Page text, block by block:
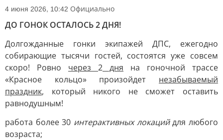
4 июня 2026, 10:42 Официально
ДО ГОНОК ОСТАЛОСЬ 2 ДНЯ!
Долгожданные гонки экипажей ДПС, ежегодно
собирающие тысячи гостей, состоятся уже совсем
скоро! Ровно через 2 дня на гоночной трассе
«Красное кольцо» произойдет незабываемый
праздник, который никого не сможет оставить
равнодушным!
работа более 30 интерактивных локацийдля любого
возраста;